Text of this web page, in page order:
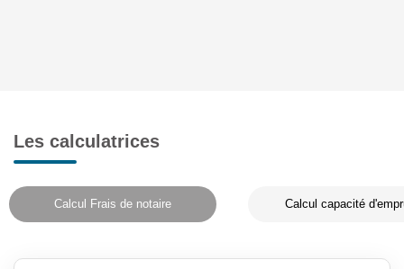
Les calculatrices
Calcul Frais de notaire Calcul capacité